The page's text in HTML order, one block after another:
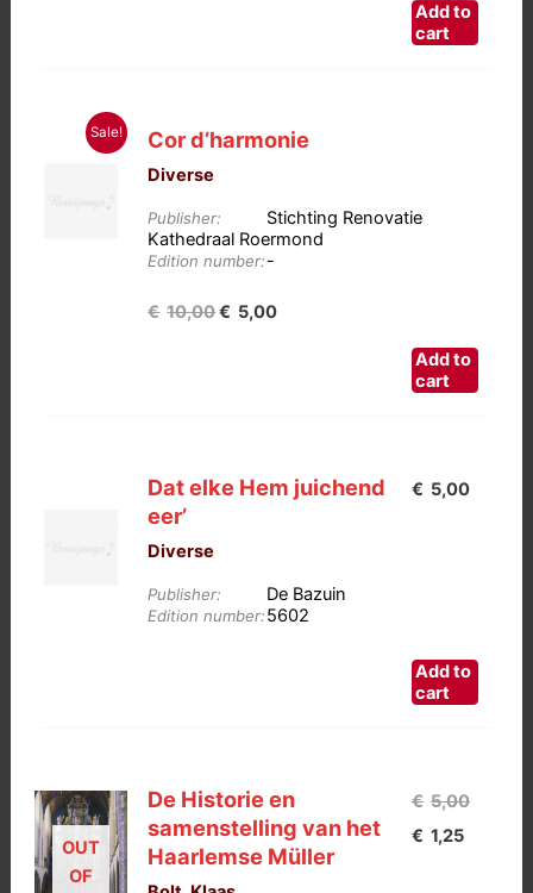
Add to
cart
Sale! Cor d’harmonie
Diverse
Publisher:
Stichting Renovatie
Kathedraal Roermond
Edition number:-
€ 10,00Oorspronkelijke
€ 5,00Huidige
Add to
cart
Dat elke Hem juichend
eer’
Diverse
Publisher: De Bazuin
Edition number:5602
€ 5,00
Add to
cart
OUT
OF
De Historie en
samenstelling van het
Haarlemse Müller
€ 5,00
€ 1,25Huidige